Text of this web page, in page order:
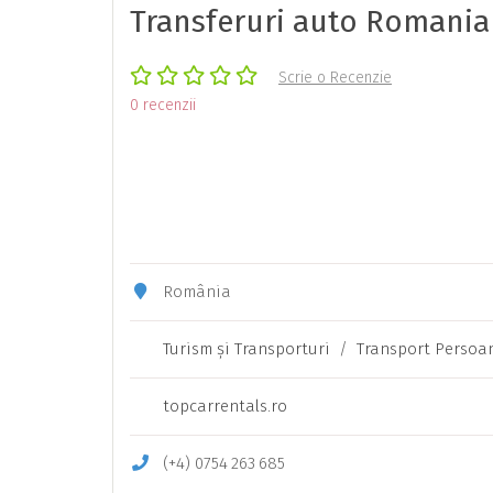
Transferuri auto Romania
Scrie o Recenzie
0 recenzii
România
Turism şi Transporturi / Transport
topcarrentals.ro
(+4) 0754263 685